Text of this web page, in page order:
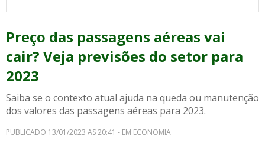
Preço das passagens aéreas vai
cair? Veja previsões do setor para
2023
Saiba se o contexto atual ajuda na queda ou manutenção
dos valores das passagens aéreas para 2023.
PUBLICADO 13/01/2023 AS 20:41 - EM ECONOMIA